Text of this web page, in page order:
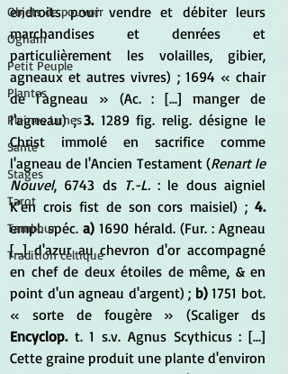
Objets de pouvoir
Ogham
Petit Peuple
Plantes
Pleines Lunes
Santé
Stages
Tarot
Tambour
Tradition celtique
endroits pour vendre et débiter leurs
marchandises et denrées et
particulièrement les volailles, gibier,
agneaux et autres vivres) ; 1694 « chair
de l'agneau » (Ac. : [...] manger de
l'agneau) ; 3. 1289 fig. relig. désigne le
Christ immolé en sacrifice comme
l'agneau de l'Ancien Testament (Renart le
Nouvel, 6743 ds T.-L. : le dous aigniel
K'en crois fist de son cors maisiel) ; 4.
empl. spéc. a) 1690 hérald. (Fur. : Agneau
[...] d'azur au chevron d'or accompagné
en chef de deux étoiles de même, & en
point d'un agneau d'argent) ; b) 1751 bot.
Encyclop. t. 1 s.v. Agnus Scythicus : [...]
Cette graine produit une plante d'environ